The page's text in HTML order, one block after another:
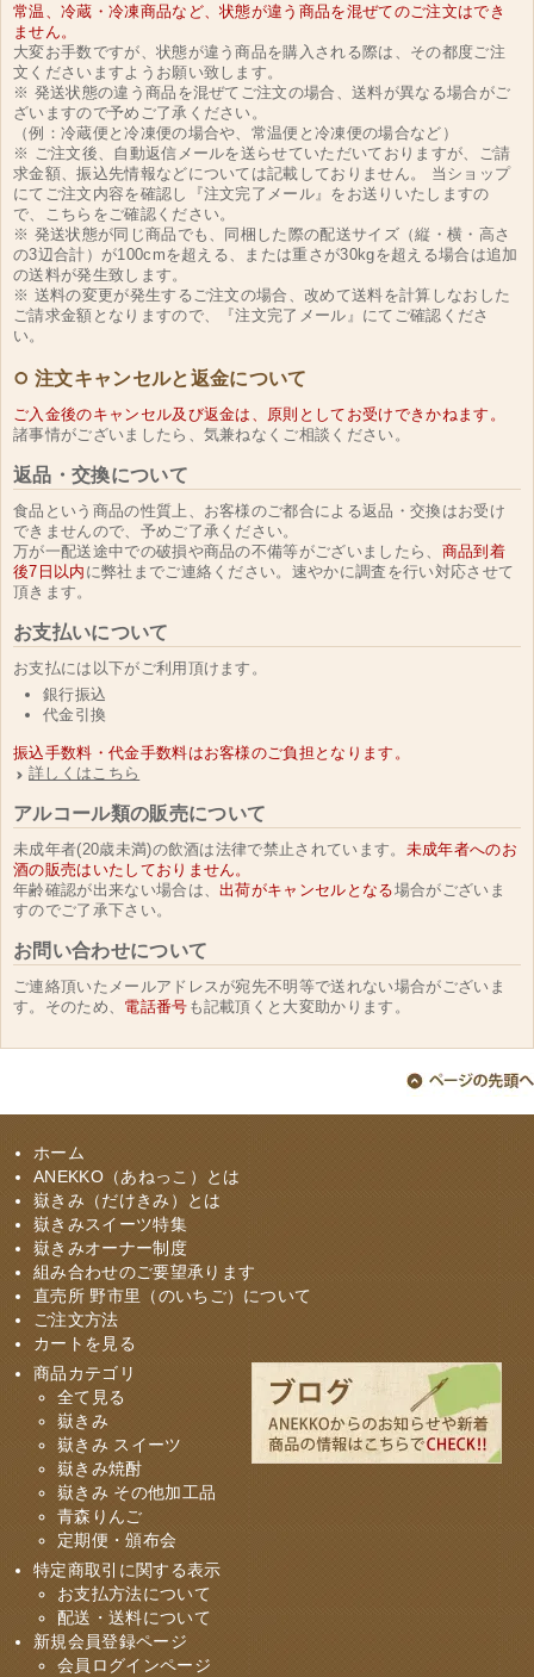
常温、冷蔵・冷凍商品など、状態が違う商品を混ぜてのご注文はでき
ません。
大変お手数ですが、状態が違う商品を購入される際は、その都度ご注
文くださいますようお願い致します。
※ 発送状態の違う商品を混ぜてご注文の場合、送料が異なる場合がご
ざいますので予めご了承ください。
（例：冷蔵便と冷凍便の場合や、常温便と冷凍便の場合など）
※ ご注文後、自動返信メールを送らせていただいておりますが、ご請
求金額、振込先情報などについては記載しておりません。 当ショップ
にてご注文内容を確認し『注文完了メール』をお送りいたしますの
で、こちらをご確認ください。
※ 発送状態が同じ商品でも、同梱した際の配送サイズ（縦・横・高さ
の3辺合計）が100cmを超える、または重さが30kgを超える場合は追加
の送料が発生致します。
※ 送料の変更が発生するご注文の場合、改めて送料を計算しなおした
ご請求金額となりますので、『注文完了メール』にてご確認くださ
い。
注文キャンセルと返金について
ご入金後のキャンセル及び返金は、原則としてお受けできかねます。
諸事情がございましたら、気兼ねなくご相談ください。
返品・交換について
食品という商品の性質上、お客様のご都合による返品・交換はお受け
できませんので、予めご了承ください。
万が一配送途中での破損や商品の不備等がございましたら、 商品到着
後7日以内 に弊社までご連絡ください。速やかに調査を行い対応させて
頂きます。
お支払いについて
お支払には以下がご利用頂けます。
銀行振込
代金引換
振込手数料・代金手数料はお客様のご負担となります。
詳しくはこちら
アルコール類の販売について
未成年者(20歳未満)の飲酒は法律で禁止されています。 未成年者へのお
酒の販売はいたしておりません。
年齢確認が出来ない場合は、出荷がキャンセルとなる場合がございま
すのでご了承下さい。
お問い合わせについて
ご連絡頂いたメールアドレスが宛先不明等で送れない場合がございま
す。そのため、 電話番号 も記載頂くと大変助かります。
ホーム
ANEKKO（あねっこ）とは
嶽きみ（だけきみ）とは
嶽きみスイーツ特集
嶽きみオーナー制度
組み合わせのご要望承ります
直売所 野市里（のいちご）について
ご注文方法
カートを見る
商品カテゴリ
全て見る
嶽きみ
嶽きみ スイーツ
嶽きみ焼酎
嶽きみ その他加工品
青森りんご
定期便・頒布会
特定商取引に関する表示
お支払方法について
配送・送料について
新規会員登録ページ
会員ログインページ